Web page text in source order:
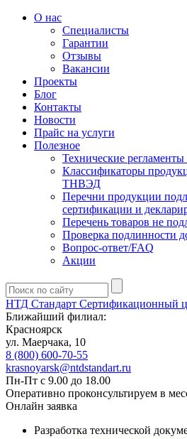
О нас
Специалисты
Гарантии
Отзывы
Вакансии
Проекты
Блог
Контакты
Новости
Прайс на услуги
Полезное
Технические
Классификаторы
ТНВЭД
Перечни продукции
сертификации и
Перечень товаров не
Проверка подлинности
Вопрос-ответ/FAQ
Акции
НТД Стандарт Сертификационный
Ближайший филиал:
Красноярск
ул. ​​​Маерчака, 10
8 (800) 600-70-55
krasnoyarsk@ntdstandart.ru
Пн-Пт с 9.00 до 18.00
Оперативно проконсультируем в
Онлайн заявка
Разработка технической